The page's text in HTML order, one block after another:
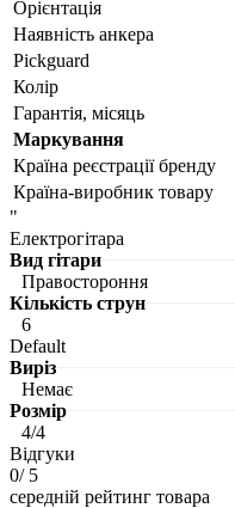
Орієнтація
Наявність анкера
Pickguard
Колір
Гарантія, місяць
Маркування
Країна реєстрації бренду
Країна-виробник товару
"
Електрогітара
Вид гітари
Правостороння
Кількість струн
6
Default
Виріз
Немає
Розмір
4/4
Відгуки
0/ 5
середній рейтинг товара